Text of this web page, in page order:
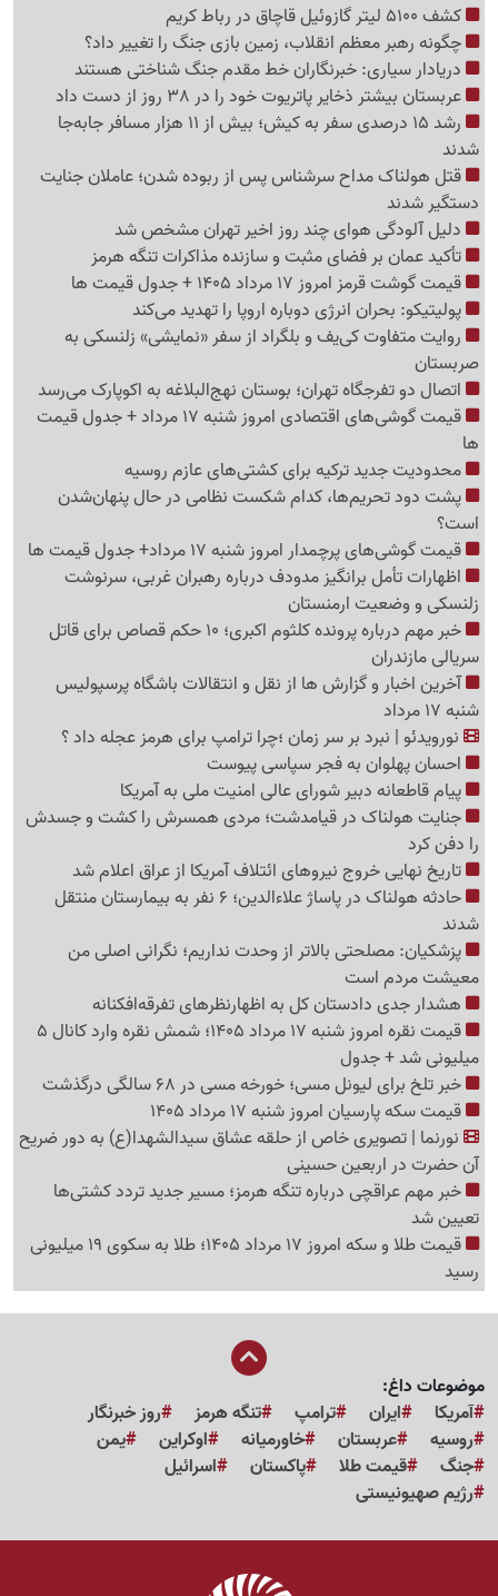
کشف 5100 لیتر گازوئیل قاچاق در رباط کریم
چگونه رهبر معظم انقلاب، زمین بازی جنگ را تغییر داد؟
دریادار سیاری: خبرنگاران خط مقدم جنگ شناختی هستند
عربستان بیشتر ذخایر پاتریوت خود را در 38 روز از دست داد
رشد 15 درصدی سفر به کیش؛ بیش از 11 هزار مسافر جابه‌جا
شدند
قتل هولناک مداح سرشناس پس از ربوده شدن؛ عاملان جنایت
دستگیر شدند
دلیل آلودگی هوای چند روز اخیر تهران مشخص شد
تأکید عمان بر فضای مثبت و سازنده مذاکرات تنگه هرمز
قیمت گوشت قرمز امروز 17 مرداد 1405 + جدول قیمت ها
پولیتیکو: بحران انرژی دوباره اروپا را تهدید می‌کند
روایت متفاوت کی‌یف و بلگراد از سفر «نمایشی» زلنسکی به
صربستان
اتصال دو تفرجگاه تهران؛ بوستان نهج‌البلاغه به اکوپارک می‌رسد
قیمت گوشی‌های اقتصادی امروز شنبه 17 مرداد + جدول قیمت
ها
محدودیت جدید ترکیه برای کشتی‌های عازم روسیه
پشت دود تحریم‌ها، کدام شکست نظامی در حال پنهان‌شدن
است؟
قیمت گوشی‌های پرچمدار امروز شنبه 17 مرداد+ جدول قیمت ها
اظهارات تأمل برانگیز مدودف درباره رهبران غربی، سرنوشت
زلنسکی و وضعیت ارمنستان
خبر مهم درباره پرونده کلثوم اکبری؛ 10 حکم قصاص برای قاتل
سریالی مازندران
آخرین اخبار و گزارش ها از نقل و انتقالات باشگاه پرسپولیس
شنبه 17 مرداد
نورویدئو | نبرد بر سر زمان ؛چرا ترامپ برای هرمز عجله داد ؟
احسان پهلوان به فجر سپاسی پیوست
پیام قاطعانه دبیر شورای عالی امنیت ملی به آمریکا
جنایت هولناک در قیامدشت؛ مردی همسرش را کشت و جسدش
را دفن کرد
تاریخ نهایی خروج نیروهای ائتلاف آمریکا از عراق اعلام شد
حادثه هولناک در پاساژ علاءالدین؛ 6 نفر به بیمارستان منتقل
شدند
پزشکیان: مصلحتی بالاتر از وحدت نداریم؛ نگرانی اصلی من
معیشت مردم است
هشدار جدی دادستان کل به اظهارنظرهای تفرقه‌افکنانه
قیمت نقره امروز شنبه 17 مرداد 1405؛ شمش نقره وارد کانال 5
میلیونی شد + جدول
خبر تلخ برای لیونل مسی؛ خورخه مسی در 68 سالگی درگذشت
قیمت سکه پارسیان امروز شنبه 17 مرداد 1405
نورنما | تصویری خاص از حلقه عشاق سیدالشهدا(ع) به دور ضریح
آن حضرت در اربعین حسینی
خبر مهم عراقچی درباره تنگه هرمز؛ مسیر جدید تردد کشتی‌ها
تعیین شد
قیمت طلا و سکه امروز 17 مرداد 1405؛ طلا به سکوی 19 میلیونی
رسید
موضوعات داغ:
آمریکا
ایران ترامپ تنگه هرمز
روز خبرنگار
روسیه
عربستان خاورمیانه اوکراین
یمن
جنگ
قیمت طلا پاکستان
اسرائیل
رژیم صهیونیستی